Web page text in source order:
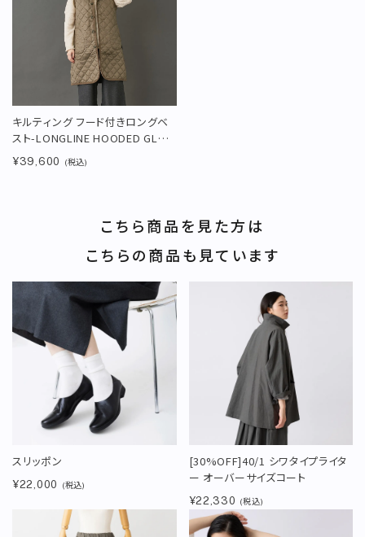
キルティング フード付きロングベ
スト-LONGLINE HOODED GL＜
CORK＞
¥39,600 (税込)
こちら商品を見た方は
こちらの商品も見ています
スリッポン
¥22,000 (税込)
[30%OFF]40/1 シワタイプライタ
ー オーバーサイズコート
¥22,330 (税込)